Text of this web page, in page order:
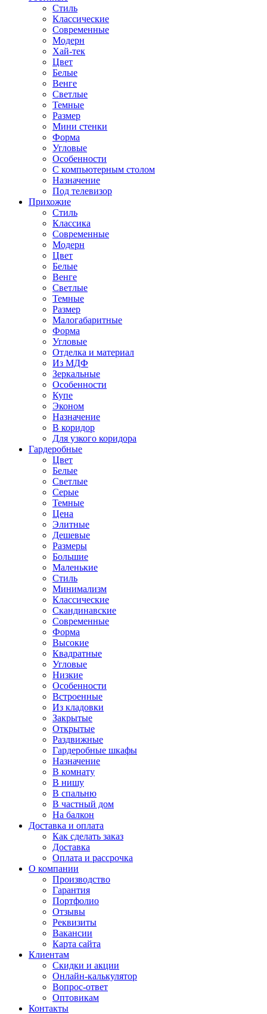
Стиль
Классические
Современные
Модерн
Хай-тек
Цвет
Белые
Венге
Светлые
Темные
Размер
Мини стенки
Форма
Угловые
Особенности
С компьютерным столом
Назначение
Под телевизор
Прихожие
Стиль
Классика
Современные
Модерн
Цвет
Белые
Венге
Светлые
Темные
Размер
Малогабаритные
Форма
Угловые
Отделка и материал
Из МДФ
Зеркальные
Особенности
Купе
Эконом
Назначение
В коридор
Для узкого коридора
Гардеробные
Цвет
Белые
Светлые
Серые
Темные
Цена
Элитные
Дешевые
Размеры
Большие
Маленькие
Стиль
Минимализм
Классические
Скандинавские
Современные
Форма
Высокие
Квадратные
Угловые
Низкие
Особенности
Встроенные
Из кладовки
Закрытые
Открытые
Раздвижные
Гардеробные шкафы
Назначение
В комнату
В нишу
В спальню
В частный дом
На балкон
Доставка и оплата
Как сделать заказ
Доставка
Оплата и рассрочка
О компании
Производство
Гарантия
Портфолио
Отзывы
Реквизиты
Вакансии
Карта сайта
Клиентам
Скидки и акции
Онлайн-калькулятор
Вопрос-ответ
Оптовикам
Контакты